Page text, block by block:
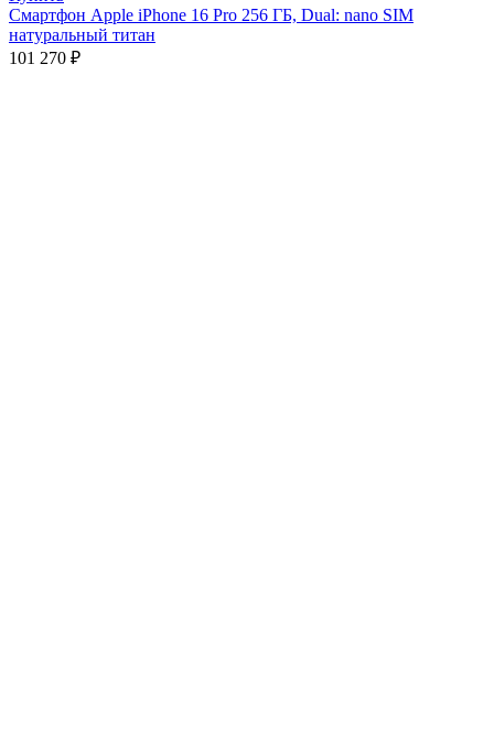
Смартфон Apple iPhone 16 Pro 256 ГБ, Dual: nano SIM
натуральный титан
101 270 ₽